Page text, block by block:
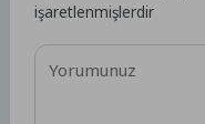
işaretlenmişlerdir